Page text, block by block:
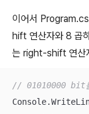
이어서
hift 연산자와 8 곱
는 right-shift 연산
// 01010000 bit